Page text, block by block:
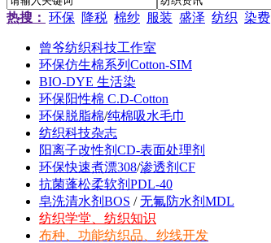
热搜： 环保 降税 棉纱 服装 盛泽 纺织 染费
曾爷纺织科技工作室
环保仿生棉系列Cotton-SIM
BIO-DYE 生活染
环保阳性棉 C.D-Cotton
环保脱脂棉/纯棉吸水毛巾
纺织科技杂志
阳离子改性剂CD-表面处理剂
环保快速煮漂308/渗透剂CF
抗菌蓬松柔软剂PDL-40
皂洗清水剂BOS /无氟防水剂MDL
纺织学堂、纺织知识
布种、功能纺织品、纱线开发